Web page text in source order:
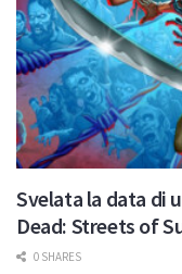
Svelata la data di
Dead: Streets of
0 SHARES